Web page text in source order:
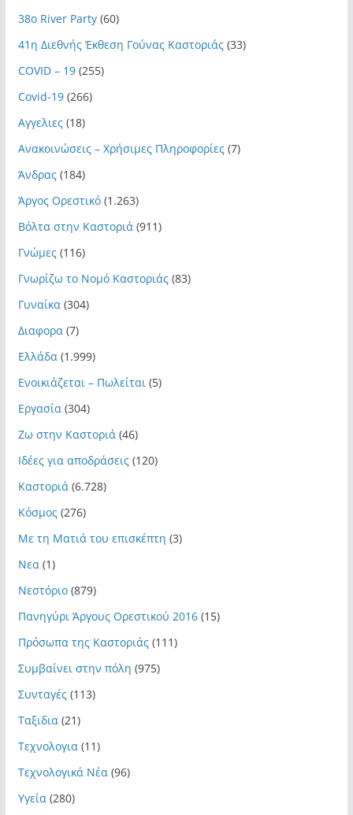
38ο River Party(60)
41η Διεθνής Έκθεση Γούνας Καστοριάς(33)
COVID – 19(255)
Covid-19(266)
Αγγελιες(18)
Ανακοινώσεις – Χρήσιμες Πληροφορίες(7)
Άνδρας(184)
Άργος Ορεστικό(1.263)
Βόλτα στην Καστοριά (911)
Γνώμες(116)
Γνωρίζω το Νομό Καστοριάς(83)
Γυναίκα (304)
Διαφορα (7)
Ελλάδα (1.999)
Ενοικιάζεται – Πωλείται (5)
Εργασία (304)
Ζω στην Καστοριά (46)
Ιδέες για αποδράσεις(120)
Καστοριά (6.728)
Κόσμος(276)
Με τη Ματιά του επισκέπτη (3)
Νεα (1)
Νεστόριο(879)
Πανηγύρι Άργους Ορεστικού 2016(15)
Πρόσωπα της Καστοριάς(111)
Συμβαίνει στην πόλη (975)
Συνταγές(113)
Ταξιδια (21)
Τεχνολογια (11)
Τεχνολογικά Νέα (96)
Υγεία (280)